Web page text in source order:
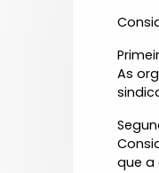
As
que a